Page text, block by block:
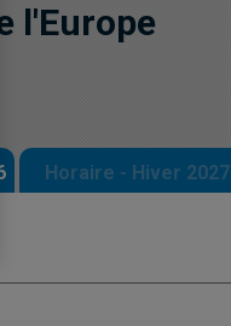
l'Europe
Horaire - Hiver 2027